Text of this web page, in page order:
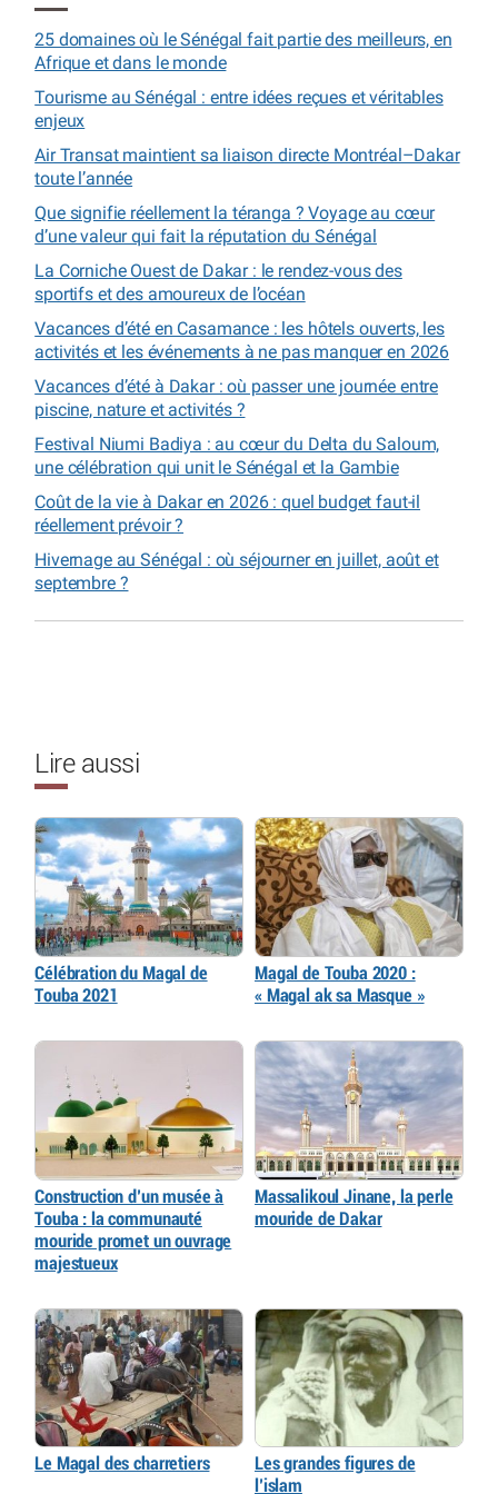
25 domaines où le Sénégal fait partie des meilleurs, en
Afrique et dans le monde
Tourisme au Sénégal : entre idées reçues et véritables
enjeux
Air Transat maintient sa liaison directe Montréal–Dakar
toute l’année
Que signifie réellement la téranga ? Voyage au cœur
d’une valeur qui fait la réputation du Sénégal
La Corniche Ouest de Dakar : le rendez-vous des
sportifs et des amoureux de l’océan
Vacances d’été en Casamance : les hôtels ouverts, les
activités et les événements à ne pas manquer en 2026
Vacances d’été à Dakar : où passer une journée entre
piscine, nature et activités ?
Festival Niumi Badiya : au cœur du Delta du Saloum,
une célébration qui unit le Sénégal et la Gambie
Coût de la vie à Dakar en 2026 : quel budget faut-il
réellement prévoir ?
Hivernage au Sénégal : où séjourner en juillet, août et
septembre ?
Lire aussi
Célébration du Magal de
Touba 2021
Magal de Touba 2020 :
« Magal ak sa Masque »
Construction d’un musée à
Touba : la communauté
mouride promet un ouvrage
majestueux
Massalikoul Jinane, la perle
mouride de Dakar
Le Magal des charretiers
Les grandes figures de
l’islam